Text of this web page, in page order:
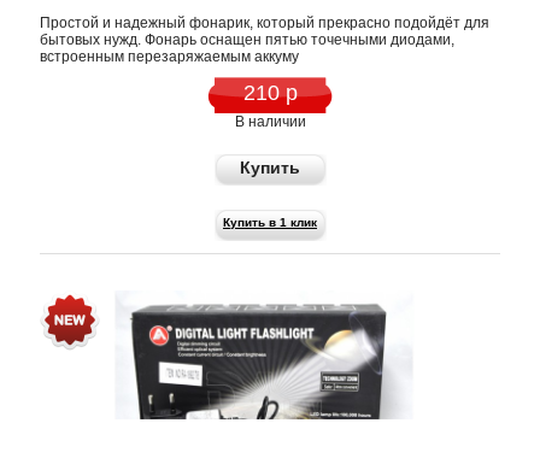
Простой и надежный фонарик, который прекрасно подойдёт для
бытовых нужд. Фонарь оснащен пятью точечными диодами,
встроенным перезаряжаемым аккуму
210 р
В наличии
Купить
Купить в 1 клик